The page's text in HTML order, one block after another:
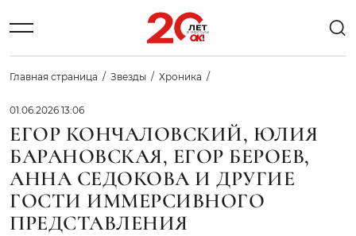
Главная страница Звезды Хроника
01.06.2026 13:06
ЕГОР КОНЧАЛОВСКИЙ, ЮЛИЯ
БАРАНОВСКАЯ, ЕГОР БЕРОЕВ,
АННА СЕДОКОВА И ДРУГИЕ
ГОСТИ ИММЕРСИВНОГО
ПРЕДСТАВЛЕНИЯ